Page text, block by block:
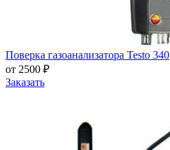
Поверка газоанализатора Testo 340
от 2500 ₽
Заказать